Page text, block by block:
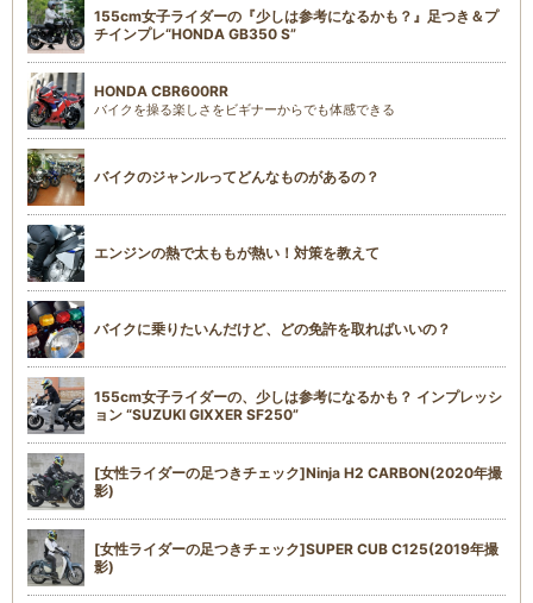
155cm女子ライダーの『少しは参考になるかも？』足つき＆プ
チインプレ“HONDA GB350 S”
HONDA CBR600RR
バイクを操る楽しさをビギナーからでも体感できる
バイクのジャンルってどんなものがあるの？
エンジンの熱で太ももが熱い！対策を教えて
バイクに乗りたいんだけど、どの免許を取ればいいの？
155cm女子ライダーの、少しは参考になるかも？ インプレッシ
ョン “SUZUKI GIXXER SF250”
[女性ライダーの足つきチェック]Ninja H2 CARBON(2020年撮
影)
[女性ライダーの足つきチェック]SUPER CUB C125(2019年撮
影)